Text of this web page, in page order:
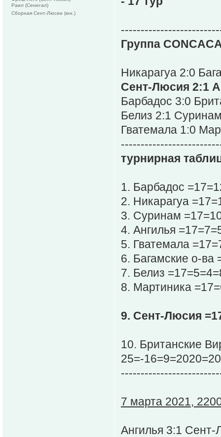
Группа
Никарагуа 2:0
Сент-Люсия 2:1
Барбадос 3:0
Белиз 2:1
Гватемала 1:0
турнирная
1. Барбадос
2. Никарагуа
3. Суринам
4. Ангилья
5. Гватемала
6. Багамские о-ва
7. Белиз
8. Мартиника
9. Сент-Люсия
10. Британские
25=-
7 марта 2021,
Ангилья 3:1 Сент-
Раил (Сенегал)
Сборная Сент-Люсии (юн.)